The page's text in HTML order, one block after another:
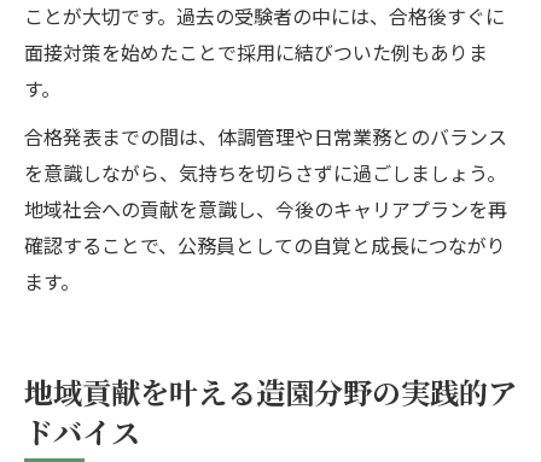
ことが大切です。過去の受験者の中には、合格後すぐに
面接対策を始めたことで採用に結びついた例もありま
す。
合格発表までの間は、体調管理や日常業務とのバランス
を意識しながら、気持ちを切らさずに過ごしましょう。
地域社会への貢献を意識し、今後のキャリアプランを再
確認することで、公務員としての自覚と成長につながり
ます。
地域貢献を叶える造園分野の実践的ア
ドバイス